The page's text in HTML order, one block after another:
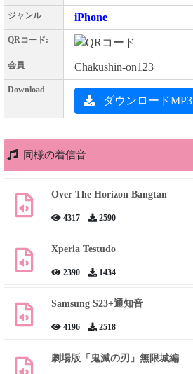
ジャンル iPhone
QRコード:
会員 Chakushin-on123
Download
ダウンロードMP3
同様の着信音
Over The Horizon Bangtan
4317 2590
Xperia Testudo
2390 1434
Samsung S23+通知音
4196 2518
劇場版「鬼滅の刃」無限城編